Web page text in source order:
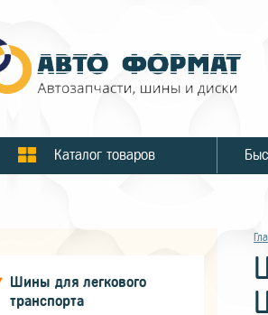
Каталог товаров
Шины для легкового
транспорта